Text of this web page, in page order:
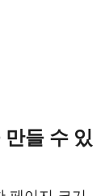
들 수 있